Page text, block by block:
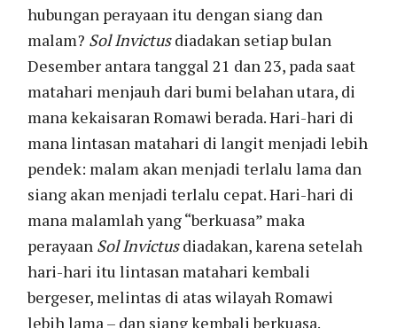
hubungan perayaan itu dengan siang dan
malam? Sol Invictusdiadakan setiap bulan
Desember antara tanggal 21 dan 23, pada saat
matahari menjauh dari bumi belahan utara, di
mana kekaisaran Romawi berada. Hari-hari di
mana lintasan matahari di langit menjadi lebih
pendek: malam akan menjadi terlalu lama dan
siang akan menjadi terlalu cepat. Hari-hari di
mana malamlah yang “berkuasa” maka
perayaan Sol Invictusdiadakan, karena setelah
hari-hari itu lintasan matahari kembali
bergeser, melintas di atas wilayah Romawi
lebih lama – dan siang kembali berkuasa.